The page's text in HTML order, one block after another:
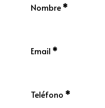
Nombre*
Email *
Teléfono *